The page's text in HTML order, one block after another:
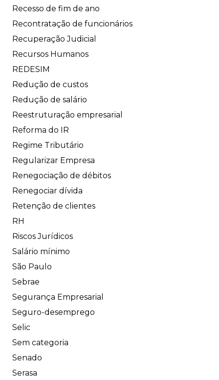
Recesso de fim de ano
Recontratação de funcionários
Recuperação Judicial
Recursos Humanos
REDESIM
Redução de custos
Redução de salário
Reestruturação empresarial
Reforma do IR
Regime Tributário
Regularizar Empresa
Renegociação de débitos
Renegociar dívida
Retenção de clientes
RH
Riscos Jurídicos
Salário mínimo
São Paulo
Sebrae
Segurança Empresarial
Seguro-desemprego
Selic
Sem categoria
Senado
Serasa